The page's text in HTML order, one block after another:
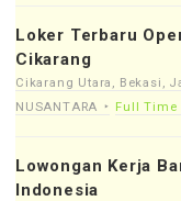
Loker Terbaru
Cikarang
Cikarang Utara, Bekasi,
NUSANTARA
Full Time
Lowongan Kerja
Indonesia